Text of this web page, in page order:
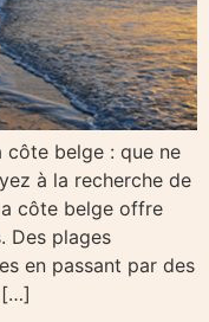
belge : que ne
à la recherche de
côte belge offre
Des plages
en passant par des
[…]